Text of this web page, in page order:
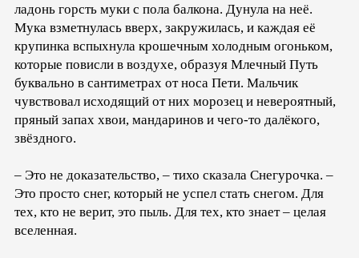
ладонь горсть муки с пола балкона. Дунула на неё.
Мука взметнулась вверх, закружилась, и каждая её
крупинка вспыхнула крошечным холодным огоньком,
которые повисли в воздухе, образуя Млечный Путь
буквально в сантиметрах от носа Пети. Мальчик
чувствовал исходящий от них морозец и невероятный,
пряный запах хвои, мандаринов и чего-то далёкого,
звёздного.
– Это не доказательство, – тихо сказала Снегурочка. –
Это просто снег, который не успел стать снегом. Для
тех, кто не верит, это пыль. Для тех, кто знает – целая
вселенная.